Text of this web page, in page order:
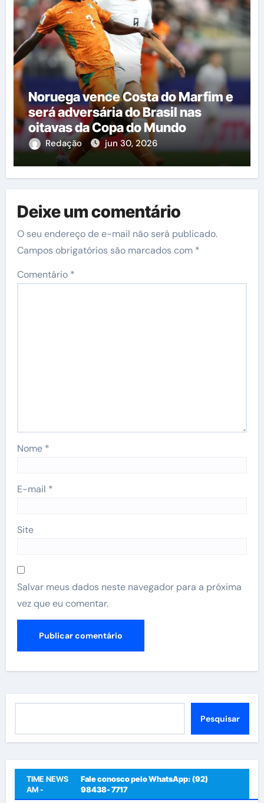
Noruega vence Costa do Marfim e
será adversária do Brasil nas
oitavas da Copa do Mundo
Redação jun 30, 2026
Deixe um comentário
O seu endereço de e-mail não será publicado.
Campos obrigatórios são marcados com *
Comentário *
Nome *
E-mail *
Site
Salvar meus dados neste navegador para a próxima
vez que eu comentar.
Pesquisar
TIME NEWS
AM -
Fale conosco pelo WhatsApp: (92)
98438- 7717